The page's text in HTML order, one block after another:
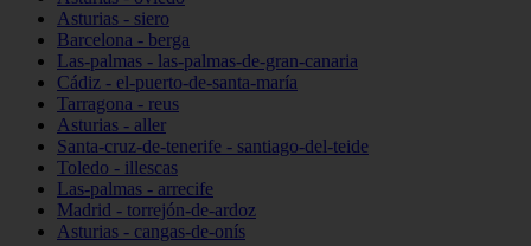
Asturias - siero
Barcelona - berga
Las-palmas - las-palmas-de-gran-canaria
Cádiz - el-puerto-de-santa-maría
Tarragona - reus
Asturias - aller
Santa-cruz-de-tenerife - santiago-del-teide
Toledo - illescas
Las-palmas - arrecife
Madrid - torrejón-de-ardoz
Asturias - cangas-de-onís